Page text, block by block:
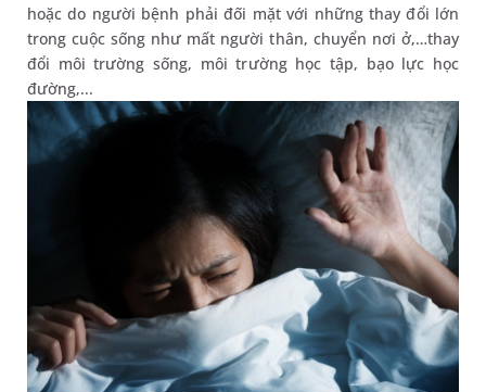
hoặc do người bệnh phải đối mặt với những thay đổi lớn
trong cuộc sống như mất người thân, chuyển nơi ở,…thay
đổi môi trường sống, môi trường học tập, bạo lực học
đường,...